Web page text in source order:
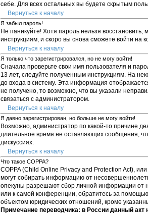
себе. Для всех остальных вы будете скрытым
Вернуться к началу
Я забыл пароль!
Не паникуйте! Хотя пароль нельзя
инструкциям, и скоро вы снова сможете войти на
Вернуться к началу
Я только что зарегистрировался, но не могу войти!
Сначала проверьте свои имя пользователя и
13 лет, следуйте полученным инструкциям. На
до входа в систему. Эта информация
не получено, то возможно, что вы указали
связаться с администратором.
Вернуться к началу
Я давно зарегистрирован, но больше не могу войти!
Возможно, администратор по какой-то причине
длительное время не оставляющих сообщения,
дискуссиях.
Вернуться к началу
Что такое COPPA?
COPPA (Child Online Privacy and Protection Act),
могут собирать информацию от
опекуны разрешают сбор личной информации от
или к самой конференции, обратитесь за
объектом юридических отношений, кроме
Примечание переводчика: в России данный